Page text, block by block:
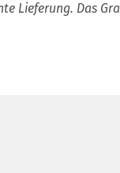
Lieferung. Das